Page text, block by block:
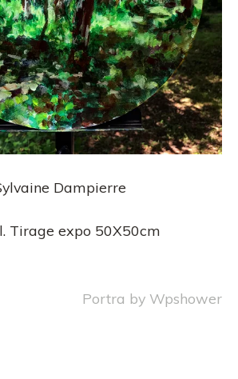
Dampierre
Tirage expo 50X50cm
Portra by Wpshower